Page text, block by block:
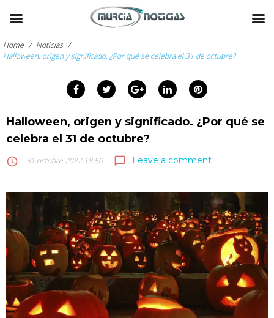
Skip
to
content
Home / Noticias /
Halloween, origen y significado. ¿Por qué se celebra el 31 de octubre?
FacebookTwitterGoogle+LinkedInPinterest
Halloween, origen y significado. ¿Por qué se
celebra el 31 de octubre?
access_time 31 octubre 2022 18:50 chat_bubble_outline Leave a comment